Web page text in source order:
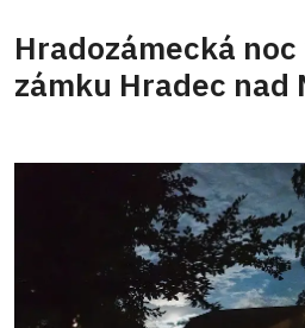
Hradozámecká
zámku Hradec nad